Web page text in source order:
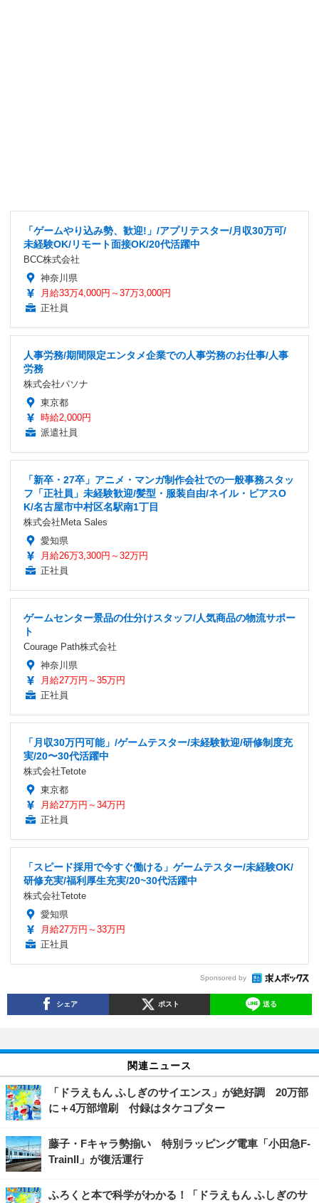
「ゲームやり込み勢、歓迎!」/アプリテスター/月収30万可/
未経験OK/リモート面接OK/20代活躍中
BCC株式会社
神奈川県
月給33万4,000円～37万3,000円
正社員
人事労務/期間限定エンタメ企業での人事労務のお仕事/人事
労務
株式会社パソナ
東京都
時給2,000円
派遣社員
「新卒・27卒」アニメ・マンガ制作会社での一般事務スタッ
フ「正社員」未経験歓迎/髪型・服装自由/ネイル・ピアスO
K/名古屋市中村区名駅南1丁目
株式会社Meta Sales
愛知県
月給26万3,300円～32万円
正社員
ゲームセンター景品の仕分けスタッフ/人気商品の物流サポー
ト
Courage Path株式会社
神奈川県
月給27万円～35万円
正社員
「月収30万円可能」/ゲームテスター/未経験歓迎/研修制度充
実/20〜30代活躍中
株式会社Tetote
東京都
月給27万円～34万円
正社員
「スピード採用で今すぐ働ける」ゲームテスター/未経験OK/
研修充実/福利厚生充実/20~30代活躍中
株式会社Tetote
愛知県
月給27万円～33万円
正社員
Sponsored by
シェア ポスト 送る
関連ニュース
「ドラえもん ふしぎのサイエンス」が絶好調 20万部
に＋4万部増刷 付録はタケコプター
藤子・Fキャラ勢揃い 特別ラッピング電車「小田急F-
TrainII」が復活運行
ふろくと本で科学がわかる！「ドラえもん ふしぎのサ